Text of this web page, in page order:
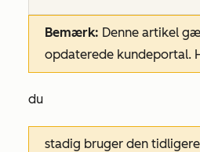
Bemærk: Denne artikel
opdaterede kundeportal.
du
stadig bruger den